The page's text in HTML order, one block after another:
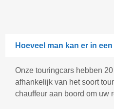
Hoeveel man kan er in
Onze touringcars hebben
afhankelijk van het soort
chauffeur aan boord om uw